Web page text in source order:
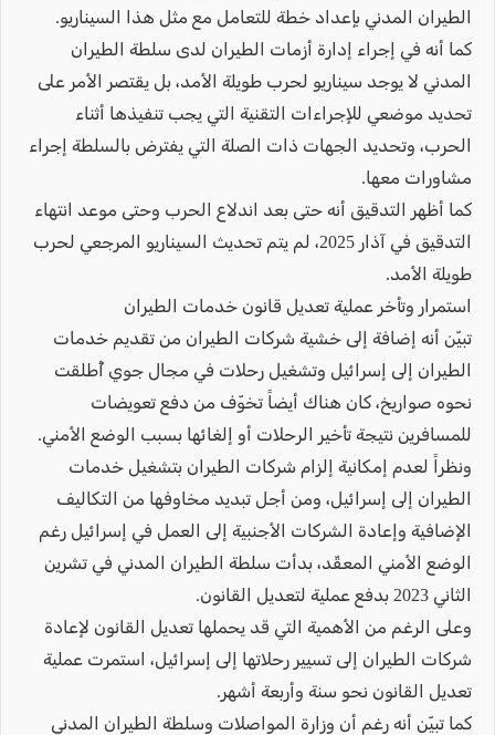
الطيران المدني بإعداد خطة للتعامل مع مثل هذا السيناريو.
كما أنه في إجراء إدارة أزمات الطيران لدى سلطة الطيران
المدني لا يوجد سيناريو لحرب طويلة الأمد، بل يقتصر الأمر على
تحديد موضعي للإجراءات التقنية التي يجب تنفيذها أثناء
الحرب، وتحديد الجهات ذات الصلة التي يفترض بالسلطة إجراء
مشاورات معها.
كما أظهر التدقيق أنه حتى بعد اندلاع الحرب وحتى موعد انتهاء
التدقيق في آذار 2025، لم يتم تحديث السيناريو المرجعي لحرب
طويلة الأمد.
استمرار وتأخر عملية تعديل قانون خدمات الطيران
تبيّن أنه إضافة إلى خشية شركات الطيران من تقديم خدمات
الطيران إلى إسرائيل وتشغيل رحلات في مجال جوي أُطلقت
نحوه صواريخ، كان هناك أيضاً تخوّف من دفع تعويضات
للمسافرين نتيجة تأخير الرحلات أو إلغائها بسبب الوضع الأمني.
ونظراً لعدم إمكانية إلزام شركات الطيران بتشغيل خدمات
الطيران إلى إسرائيل، ومن أجل تبديد مخاوفها من التكاليف
الإضافية وإعادة الشركات الأجنبية إلى العمل في إسرائيل رغم
الوضع الأمني المعقّد، بدأت سلطة الطيران المدني في تشرين
الثاني 2023 بدفع عملية لتعديل القانون.
وعلى الرغم من الأهمية التي قد يحملها تعديل القانون لإعادة
شركات الطيران إلى تسيير رحلاتها إلى إسرائيل، استمرت عملية
تعديل القانون نحو سنة وأربعة أشهر.
كما تبيّن أنه رغم أن وزارة المواصلات وسلطة الطيران المدني